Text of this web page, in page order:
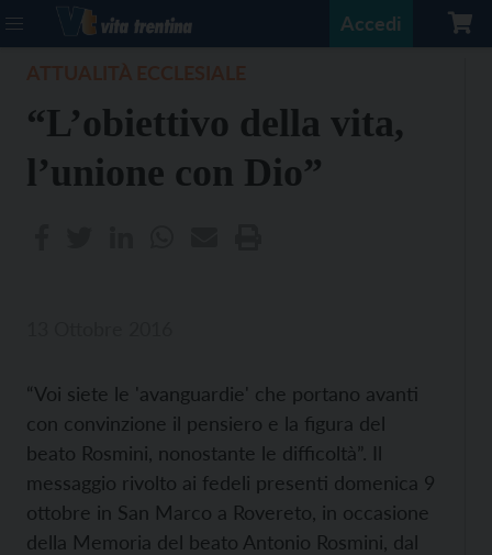
Accedi
“L’obiettivo della vita,
l’unione con Dio”
“Voi siete le 'avanguardie' che portano avanti
con convinzione il pensiero e la figura del
beato Rosmini, nonostante le difficoltà”. Il
messaggio rivolto ai fedeli presenti domenica 9
ottobre in San Marco a Rovereto, in occasione
della Memoria del beato Antonio Rosmini, dal